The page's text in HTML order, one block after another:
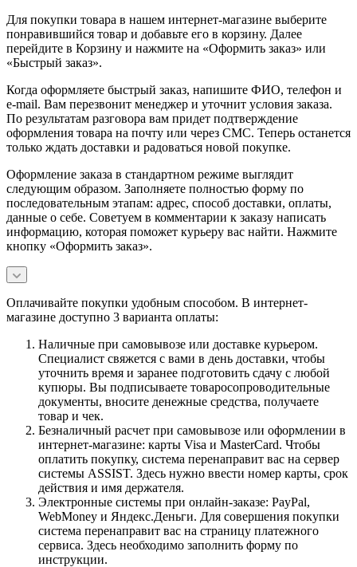
Для покупки товара в нашем интернет-магазине выберите
понравившийся товар и добавьте его в корзину. Далее
перейдите в Корзину и нажмите на «Оформить заказ» или
«Быстрый заказ».
Когда оформляете быстрый заказ, напишите ФИО, телефон и
e-mail. Вам перезвонит менеджер и уточнит условия заказа.
По результатам разговора вам придет подтверждение
оформления товара на почту или через СМС. Теперь останется
только ждать доставки и радоваться новой покупке.
Оформление заказа в стандартном режиме выглядит
следующим образом. Заполняете полностью форму по
последовательным этапам: адрес, способ доставки, оплаты,
данные о себе. Советуем в комментарии к заказу написать
информацию, которая поможет курьеру вас найти. Нажмите
кнопку «Оформить заказ».
Оплачивайте покупки удобным способом. В интернет-
магазине доступно 3 варианта оплаты:
Наличные при самовывозе или доставке курьером.
Специалист свяжется с вами в день доставки, чтобы
уточнить время и заранее подготовить сдачу с любой
купюры. Вы подписываете товаросопроводительные
документы, вносите денежные средства, получаете
товар и чек.
Безналичный расчет при самовывозе или оформлении в
интернет-магазине: карты Visa и MasterCard. Чтобы
оплатить покупку, система перенаправит вас на сервер
системы ASSIST. Здесь нужно ввести номер карты, срок
действия и имя держателя.
Электронные системы при онлайн-заказе: PayPal,
WebMoney и Яндекс.Деньги. Для совершения покупки
система перенаправит вас на страницу платежного
сервиса. Здесь необходимо заполнить форму по
инструкции.